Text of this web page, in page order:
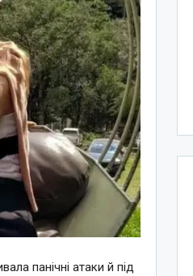
панічні атаки й під